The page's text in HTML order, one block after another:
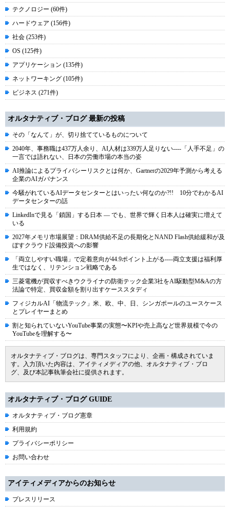
テクノロジー (60件)
ハードウェア (156件)
社会 (253件)
OS (125件)
アプリケーション (135件)
ネットワーキング (105件)
ビジネス (271件)
オルタナティブ・ブログ 最新の投稿
その「なんて」が、切り捨てているものについて
2040年、事務職は437万人余り、AI人材は339万人足りない----「人手不足」の
一言では語れない、日本の労働市場の本当の姿
AI推論によるプライバシーリスクとは何か、Gartnerの2029年予測から考える
企業のAIガバナンス
今騒がれているAIデータセンターとはいったい何なのか?!! 10分でわかるAI
データセンターの話
LinkedInで見る「鎖国」する日本 ― でも、世界で輝く日本人は確実に増えて
いる
2027年メモリ市場展望：DRAM供給不足の長期化とNAND Flash供給緩和が及
ぼすクラウド設備投資への影響
「両立しやすい職場」で定着意向が44.9ポイント上がる----両立支援は福利厚
生ではなく、リテンション戦略である
三菱電機が買収すべきウクライナの防衛テック企業3社をAI駆動型M&Aの方
法論で特定、買収金額を割り出すケーススタディ
フィジカルAI「物流テック」米、欧、中、日、シンガポールのユースケース
とプレイヤーまとめ
割と知られていないYouTube事業の実態〜KPIや売上高など世界規模で今の
YouTubeを理解する〜
オルタナティブ・ブログは、専門スタッフにより、企画・構成されていま
す。入力頂いた内容は、アイティメディアの他、オルタナティブ・ブロ
グ、及び本記事執筆会社に提供されます。
オルタナティブ・ブログ GUIDE
オルタナティブ・ブログ憲章
利用規約
プライバシーポリシー
お問い合わせ
アイティメディアからのお知らせ
プレスリリース